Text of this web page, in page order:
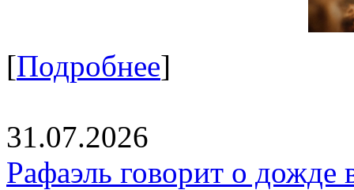
[Подробнее]
31.07.2026
Рафаэль говорит о дожде